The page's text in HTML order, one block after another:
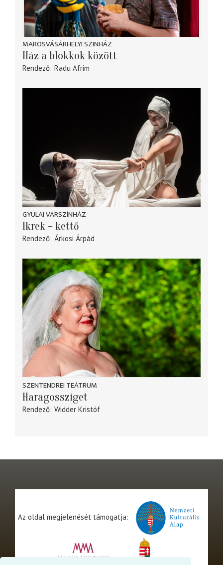
MAROSVÁSÁRHELYI SZINHÁZ
Ház a blokkok között
Rendező Radu Afrim
GYULAI VÁRSZÍNHÁZ
Ikrek – kettő
Rendező Árkosi Árpád
SZENTENDREI TEÁTRUM
Haragossziget
Rendező Widder Kristóf
Az oldal megjelenését támogatja: